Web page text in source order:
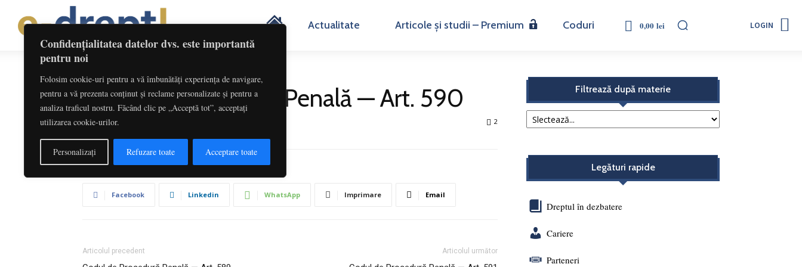
Confidențialitatea datelor dvs. este importantă
pentru noi
Folosim cookie-uri pentru a vă îmbunătăți experiența de navigare,
pentru a vă prezenta conținut și reclame personalizate și pentru a
analiza traficul nostru. Făcând clic pe „Acceptă tot”, acceptați
utilizarea cookie-urilor.
Personalizați Refuzare toate Acceptare toate
H Actualitate Articole și studii – Premium Coduri 0,00 lei LOGIN
Codul de Procedură Penală — Art. 590
De către Redactia 2
Facebook Linkedin WhatsApp Imprimare Email
Articolul precedent Articolul următor
Filtrează după materie
Legături rapide
Dreptul în dezbatere
Cariere
Parteneri